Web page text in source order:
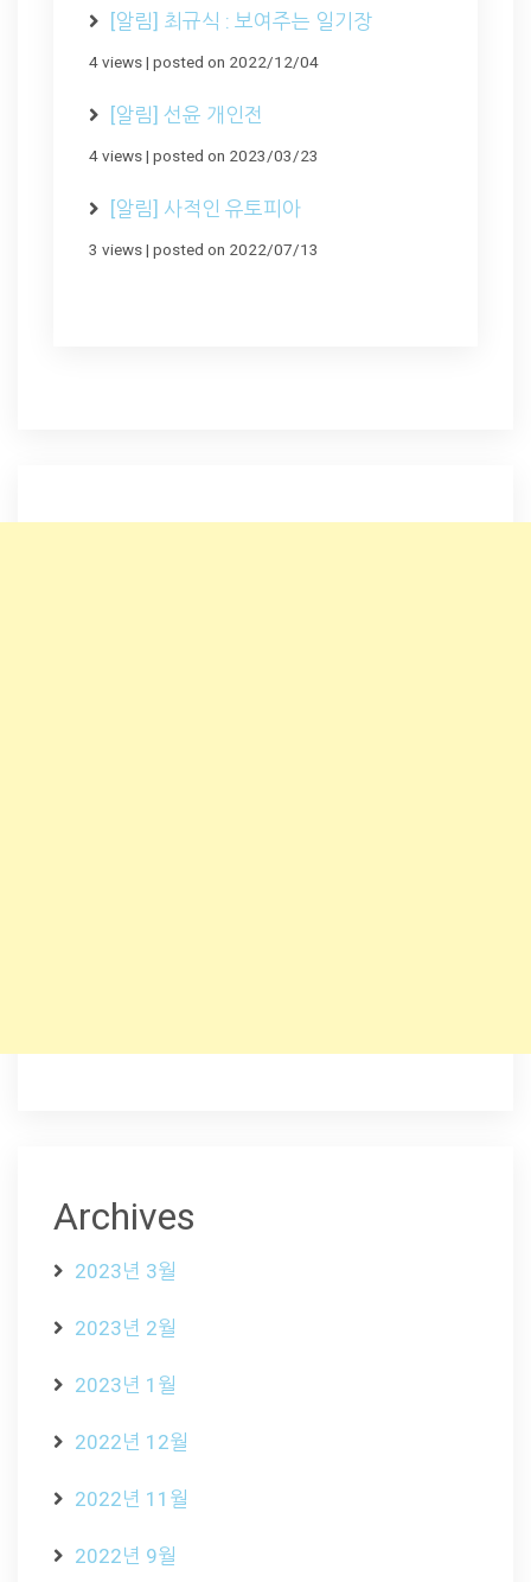
[알림] 최규식 : 보여주는 일기장
4 views| posted on 2022/12/04
[알림] 선윤 개인전
4 views| posted on 2023/03/23
[알림] 사적인 유토피아
3 views| posted on 2022/07/13
Archives
2023년 3월
2023년 2월
2023년 1월
2022년 12월
2022년 11월
2022년 9월